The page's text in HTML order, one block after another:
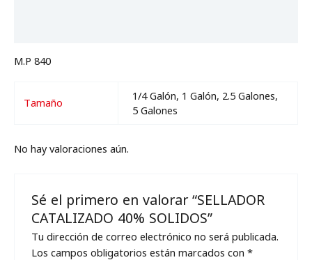
M.P 840
Tamaño
1/4 Galón, 1 Galón, 2.5 Galones,
5 Galones
No hay valoraciones aún.
Sé el primero en valorar “SELLADOR
CATALIZADO 40% SOLIDOS”
Tu dirección de correo electrónico no será publicada.
Los campos obligatorios están marcados con*